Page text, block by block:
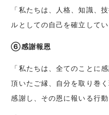
「私たちは、人格、知識、
ルとしての自己を確立してい
⑥感謝報恩
「私たちは、全てのことに感
頂いたご縁、自分を取り巻
感謝し、その恩に報いる行動